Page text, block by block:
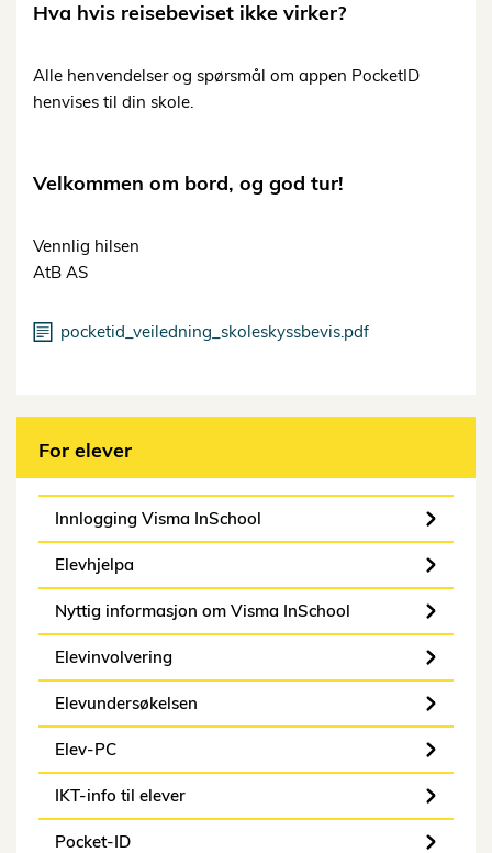
Hva hvis reisebeviset ikke virker?
Alle henvendelser og spørsmål om appen PocketID
henvises til din skole.
Velkommen om bord, og god tur!
Vennlig hilsen
AtB AS
pocketid_veiledning_skoleskyssbevis.pdf
For elever
Innlogging Visma InSchool
Elevhjelpa
Nyttig informasjon om Visma InSchool
Elevinvolvering
Elevundersøkelsen
Elev-PC
IKT-info til elever
Pocket-ID